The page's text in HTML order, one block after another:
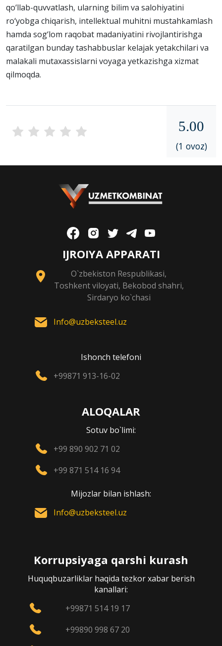
qo‘llab-quvvatlash, ularning bilim va salohiyatini
ro‘yobga chiqarish, intellektual muhitni mustahkamlash
hamda sog‘lom raqobat madaniyatini rivojlantirishga
qaratilgan bunday tashabbuslar kelajak yetakchilari va
malakali mutaxassislarni voyaga yetkazishga xizmat
qilmoqda.
5.00
(1 ovoz)
IJROIYA APPARATI
O`zbekiston Respublikasi,
Toshkent viloyati, Bekobod shahri,
Sirdaryo ko`chasi
Info@uzbeksteel.uz
Ishonch telefoni
+99871 913-16-02
ALOQALAR
Sotuv bo`limi:
+99 890 902 71 02
+99 871 514 16 94
Mijozlar bilan ishlash:
Info@uzbeksteel.uz
Korrupsiyaga qarshi kurash
Huquqbuzarliklar haqida tezkor xabar berish
kanallari:
+99871 514 19 17
+99890 998 67 20